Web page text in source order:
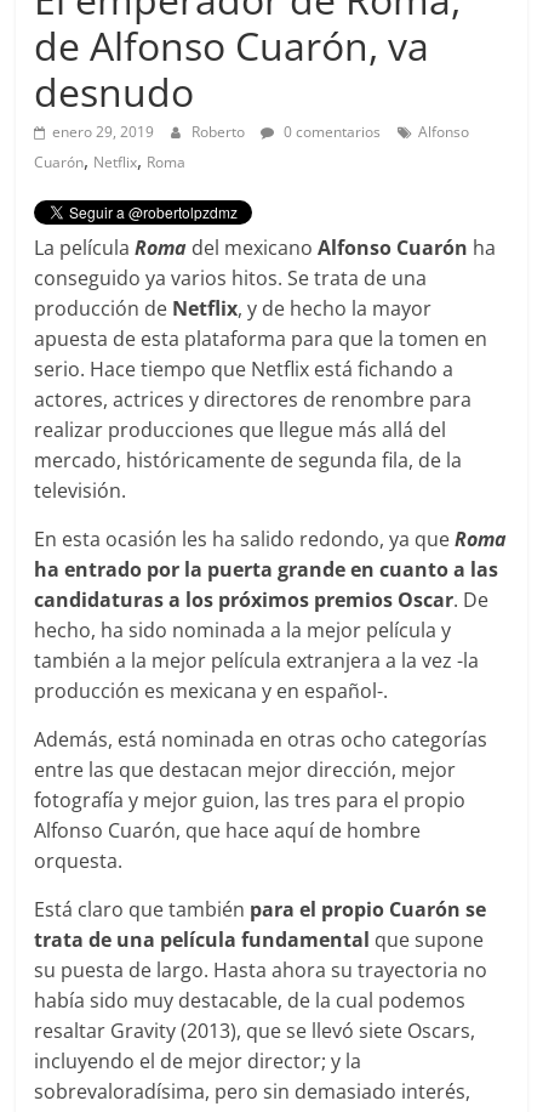
de Alfonso Cuarón, va
desnudo
enero 29, 2019 Roberto 0 comentarios
Alfonso
Cuarón, Netflix, Roma
La películaRoma del mexicanoAlfonso Cuarón ha
conseguido ya varios hitos. Se trata de una
producción de Netflix, y de hecho la mayor
apuesta de esta plataforma para que la tomen en
serio. Hace tiempo que Netflix está fichando a
actores, actrices y directores de renombre para
realizar producciones que llegue más allá del
mercado, históricamente de segunda fila, de la
televisión.
En esta ocasión les ha salido redondo, ya queRoma
ha entrado por la puerta grande en cuanto a las
candidaturas a los próximos premios Oscar. De
hecho, ha sido nominada a la mejor película y
también a la mejor película extranjera a la vez -la
producción es mexicana y en español-.
Además, está nominada en otras ocho categorías
entre las que destacan mejor dirección, mejor
fotografía y mejor guion, las tres para el propio
Alfonso Cuarón, que hace aquí de hombre
orquesta.
Está claro que también para el propio Cuarón se
trata de una película fundamental que supone
su puesta de largo. Hasta ahora su trayectoria no
había sido muy destacable, de la cual podemos
resaltar Gravity (2013), que se llevó siete Oscars,
incluyendo el de mejor director; y la
sobrevaloradísima, pero sin demasiado interés,